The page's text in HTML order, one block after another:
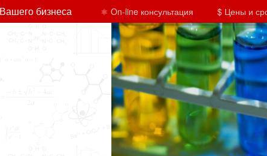
бизнеса ⚛ On-line консультация $ Цены и